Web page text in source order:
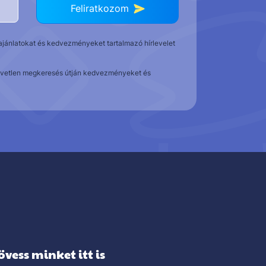
Feliratkozom
és kedvezményeket tartalmazó hírlevelet
megkeresés útján kedvezményeket és
minket itt is